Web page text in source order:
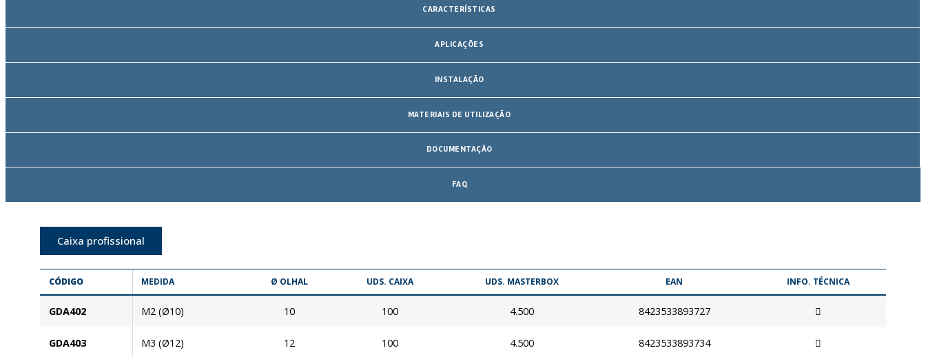
CARACTERÍSTICAS
APLICAÇÕES
INSTALAÇÃO
MATERIAIS DE UTILIZAÇÃO
DOCUMENTAÇÃO
FAQ
Caixa profissional
CÓDIGO MEDIDA Ø OLHAL UDS. CAIXA UDS. MASTERBOX EAN INFO. TÉCNICA
GDA402 M2 (Ø10) 10 100 4.500 8423533893727
GDA403 M3 (Ø12) 12 100 4.500 8423533893734